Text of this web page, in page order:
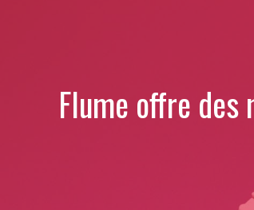
Flume offre